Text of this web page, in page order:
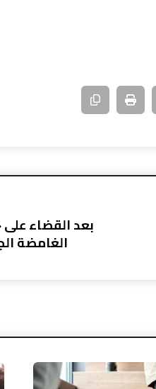
بعد القضاء
الغامضة